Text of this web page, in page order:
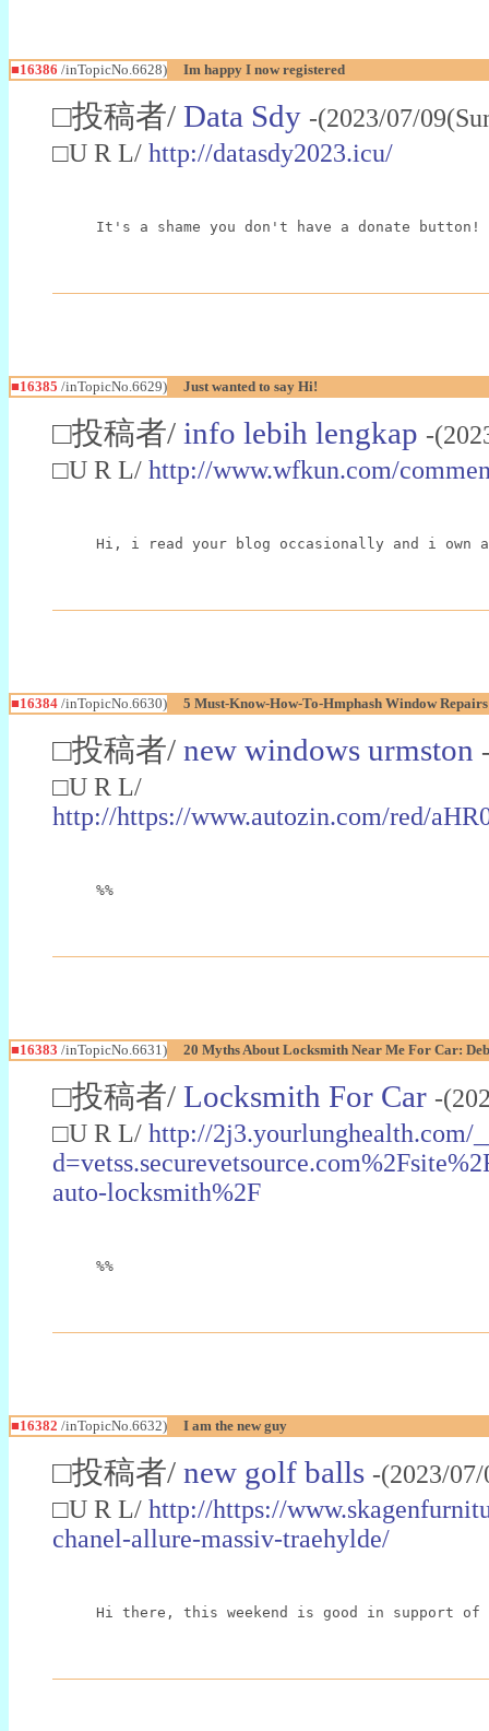
■16386 /inTopicNo.6628) Im happy I now registered
□投稿者/ Data Sdy -(2023/07/
□U R L/ http://datasdy2023.icu/
It's a shame you don't have a donate
■16385 /inTopicNo.6629) Just wanted to say Hi!
□投稿者/ info lebih lengkap -
□U R L/ http://www.wfkun.com/
Hi, i read your blog occasionally and i own
■16384 /inTopicNo.6630) 5 Must-Know-How-To-Hmphash Window
□投稿者/ new windows urmston
□U R L/
http://https://www.autozin.com/red/
%%
■16383 /inTopicNo.6631) 20 Myths About Locksmith Near Me For Car:
□投稿者/ Locksmith For Car -
□U R L/ http://2j3.yourlunghealth.com/
auto-locksmith%2F
%%
■16382 /inTopicNo.6632) I am the new guy
□投稿者/ new golf balls -(2023/
□U R L/ http://https://
chanel-allure-massiv-traehylde/
Hi there, this weekend is good in support